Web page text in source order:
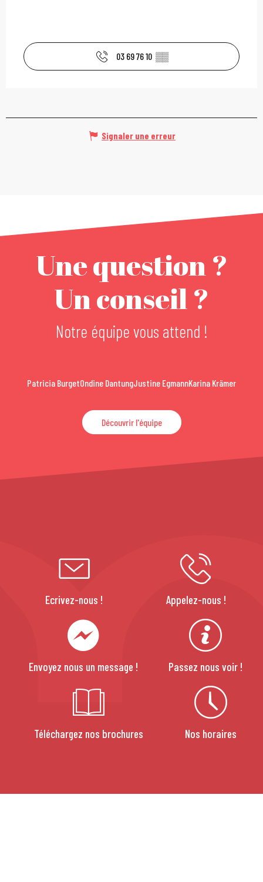
03 69 76 10 ▒▒
Signaler une erreur
Une question ?
Un conseil ?
Notre équipe vous attend !
Patricia BurgetOndine DantungJustine EgmannKarina Krämer
Découvrir l'équipe
Ecrivez-nous ! Appelez-nous !
Envoyez nous un message ! Passez nous voir !
Téléchargez nos brochures Nos horaires